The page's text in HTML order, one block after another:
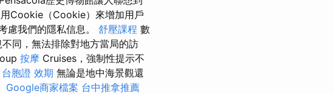
Cookie（Cookie）來增加用戶
慮我們的隱私信息。 舒壓課程 數
同，無法排除對地方當局的訪
按摩 Cruises，強制性提示不
台胞證 效期 無論是地中海景觀還
Google商家檔案 台中推拿推薦